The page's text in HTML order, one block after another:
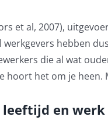
et al, 2007),
werkgevers hebben
die al wat
hoort het om je heen.
leeftijd en werk